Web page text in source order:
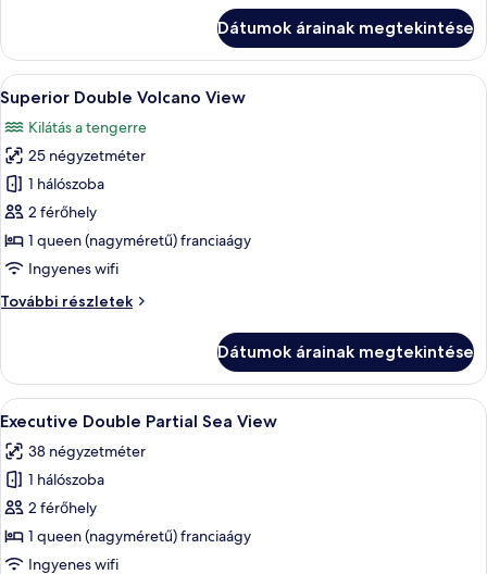
Volcano
View
további
részletei
Dátumok árainak megtekintése
A
következő
szoba
összes
képének
megtekintése:
Superior
Double
Volcano
View
Egy modern szállodai szoba,
8
Superior Double Volcano View
Kilátás a tengerre
25 négyzetméter
1 hálószoba
2 férőhely
1 queen (nagyméretű) franciaágy
Ingyenes wifi
További részletek
Superior
további
részletei
Dátumok árainak megtekintése
A
következő
szoba
összes
képének
megtekintése:
Executive
Egy erkély, ahol van egy asztal, egy
10
Executive Double Partial Sea View
38 négyzetméter
1 hálószoba
2 férőhely
1 queen (nagyméretű) franciaágy
Ingyenes wifi